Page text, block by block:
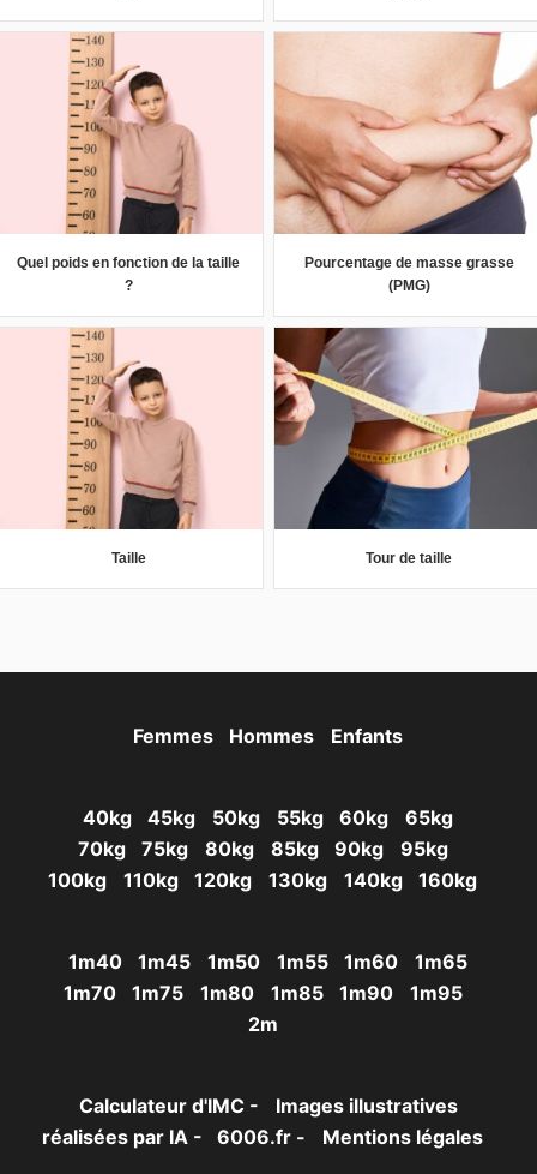
Quel poids en fonction de la taille
?
Pourcentage de masse grasse
(PMG)
Taille Tour de taille
Femmes Hommes Enfants
40kg 45kg 50kg 55kg 60kg
65kg
70kg
75kg 80kg 85kg 90kg
95kg
100kg
110kg 120kg 130kg 140kg 160kg
1m40 1m45 1m50 1m55 1m60
1m65
1m70
1m75 1m80 1m85 1m90
1m95
2m
Calculateur d'IMC -
Images illustratives
réalisées par IA -
6006.fr - Mentions légales